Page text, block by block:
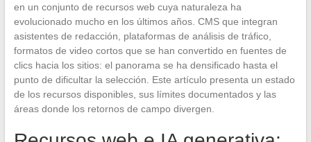
en un conjunto de recursos web cuya naturaleza ha
evolucionado mucho en los últimos años. CMS que integran
asistentes de redacción, plataformas de análisis de tráfico,
formatos de video cortos que se han convertido en fuentes de
clics hacia los sitios: el panorama se ha densificado hasta el
punto de dificultar la selección. Este artículo presenta un estado
de los recursos disponibles, sus límites documentados y las
áreas donde los retornos de campo divergen.